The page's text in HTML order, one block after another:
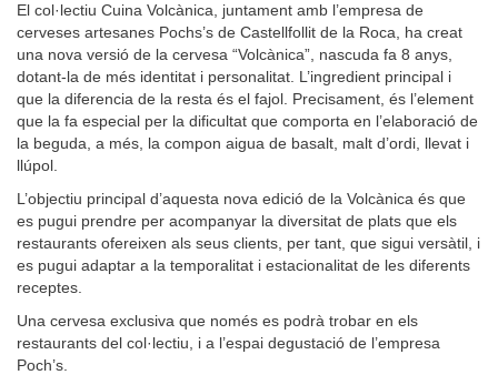
El col·lectiu Cuina Volcànica, juntament amb l’empresa de
cerveses artesanes Pochs’s de Castellfollit de la Roca, ha creat
una nova versió de la cervesa “Volcànica”, nascuda fa 8 anys,
dotant-la de més identitat i personalitat. L’ingredient principal i
que la diferencia de la resta és el fajol. Precisament, és l’element
que la fa especial per la dificultat que comporta en l’elaboració de
la beguda, a més, la compon aigua de basalt, malt d’ordi, llevat i
llúpol.
L’objectiu principal d’aquesta nova edició de la Volcànica és que
es pugui prendre per acompanyar la diversitat de plats que els
restaurants ofereixen als seus clients, per tant, que sigui versàtil, i
es pugui adaptar a la temporalitat i estacionalitat de les diferents
receptes.
Una cervesa exclusiva que només es podrà trobar en els
restaurants del col·lectiu, i a l’espai degustació de l’empresa
Poch’s.